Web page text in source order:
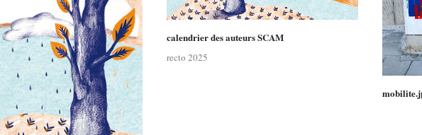
calendrier des auteurs SCAM
recto 2025